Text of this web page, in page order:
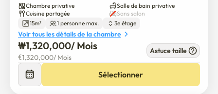
Chambre privative
Salle de bain privative
Cuisine partagée
Sans salon
15m²
1 personne max. 3e étage
Voir tous les détails de la chambre
₩1,320,000/ Mois
€1,320,000/ Mois
Astuce taille
Sélectionner